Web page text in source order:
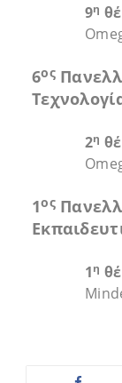
9η
6ος
2η
1ος
1η